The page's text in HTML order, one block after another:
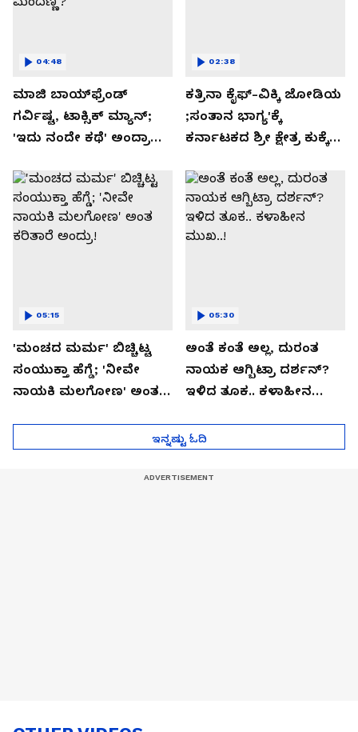
ಮಾಜಿ ಬಾಯ್‌ಫ್ರೆಂಡ್
ಗರ್ವಿಷ್ಟ, ಟಾಕ್ಸಿಕ್ ಮ್ಯಾನ್;
'ಇದು ನಂದೇ ಕಥೆ' ಅಂದ್ರಾ
ಮಂದಣ್ಣ?
04:48
ಕತ್ರಿನಾ ಕೈಫ್-ವಿಕ್ಕಿ ಜೋಡಿಯ
;ಸಂತಾನ ಭಾಗ್ಯ'ಕ್ಕೆ
ಕರ್ನಾಟಕದ ಶ್ರೀ ಕ್ಷೇತ್ರ ಕುಕ್ಕೆ
02:38
'ಮಂಚದ ಮರ್ಮ' ಬಿಚ್ಚಿಟ್ಟ
ಸಂಯುಕ್ತಾ ಹೆಗ್ಡೆ; 'ನೀವೇ
ನಾಯಕಿ ಮಲಗೋಣ' ಅಂತ
05:15
ಅಂತೆ ಕಂತೆ ಅಲ್ಲ, ದುರಂತ
ನಾಯಕ ಆಗ್ಬಿಟ್ರಾ ದರ್ಶನ್?
ಇಳಿದ ತೂಕ.. ಕಳಾಹೀನ
05:30
ಇನ್ನಷ್ಟು ಓದಿ